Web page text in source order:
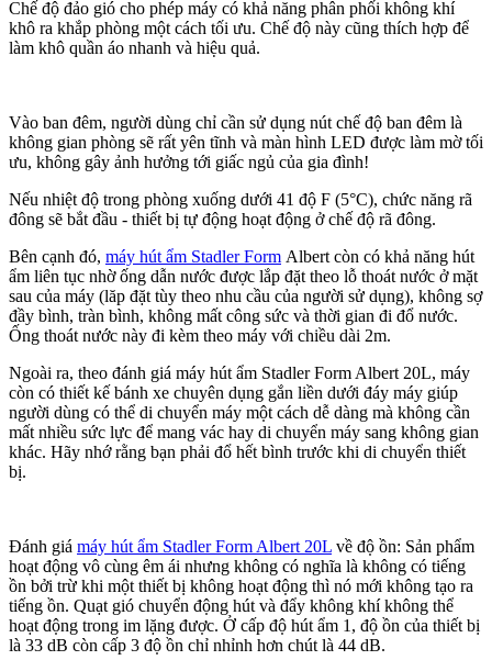
Chế độ đảo gió cho phép máy có khả năng phân phối không khí
khô ra khắp phòng một cách tối ưu. Chế độ này cũng thích hợp để
làm khô quần áo nhanh và hiệu quả.
Vào ban đêm, người dùng chỉ cần sử dụng nút chế độ ban đêm là
không gian phòng sẽ rất yên tĩnh và màn hình LED được làm mờ tối
ưu, không gây ảnh hưởng tới giấc ngủ của gia đình!
Nếu nhiệt độ trong phòng xuống dưới 41 độ F (5°C), chức năng rã
đông sẽ bắt đầu - thiết bị tự động hoạt động ở chế độ rã đông.
Bên cạnh đó, máy hút ẩm Stadler Form Albert còn có khả năng hút
ẩm liên tục nhờ ống dẫn nước được lắp đặt theo lỗ thoát nước ở mặt
sau của máy (lăp đặt tùy theo nhu cầu của người sử dụng), không sợ
đầy bình, tràn bình, không mất công sức và thời gian đi đổ nước.
Ống thoát nước này đi kèm theo máy với chiều dài 2m.
Ngoài ra, theo đánh giá máy hút ẩm Stadler Form Albert 20L, máy
còn có thiết kế bánh xe chuyên dụng gắn liền dưới đáy máy giúp
người dùng có thể di chuyển máy một cách dễ dàng mà không cần
mất nhiều sức lực để mang vác hay di chuyển máy sang không gian
khác. Hãy nhớ rằng bạn phải đổ hết bình trước khi di chuyển thiết
bị.
Đánh giá máy hút ẩm Stadler Form Albert 20L về độ ồn: Sản phẩm
hoạt động vô cùng êm ái nhưng không có nghĩa là không có tiếng
ồn bởi trừ khi một thiết bị không hoạt động thì nó mới không tạo ra
tiếng ồn. Quạt gió chuyển động hút và đẩy không khí không thể
hoạt động trong im lặng được. Ở cấp độ hút ẩm 1, độ ồn của thiết bị
là 33 dB còn cấp 3 độ ồn chỉ nhỉnh hơn chút là 44 dB.